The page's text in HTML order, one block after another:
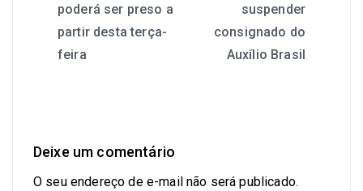
poderá ser preso a
partir desta terça-
feira
suspender
consignado do
Auxílio Brasil
Deixe um comentário
O seu endereço de e-mail não será publicado.